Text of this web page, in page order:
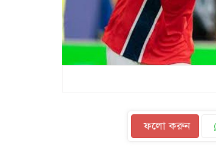
ফলো করুন